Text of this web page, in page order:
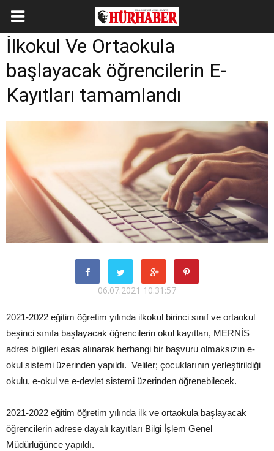
İlkokul Ve Ortaokula
başlayacak öğrencilerin E-
Kayıtları tamamlandı
06.07.2021 10:31:57
2021-2022 eğitim öğretim yılında ilkokul birinci sınıf ve ortaokul
beşinci sınıfa başlayacak öğrencilerin okul kayıtları, MERNİS
adres bilgileri esas alınarak herhangi bir başvuru olmaksızın e-
okul sistemi üzerinden yapıldı. Veliler; çocuklarının yerleştirildiği
okulu, e-okul ve e-devlet sistemi üzerinden öğrenebilecek.
2021-2022 eğitim öğretim yılında ilk ve ortaokula başlayacak
öğrencilerin adrese dayalı kayıtları Bilgi İşlem Genel
Müdürlüğünce yapıldı.